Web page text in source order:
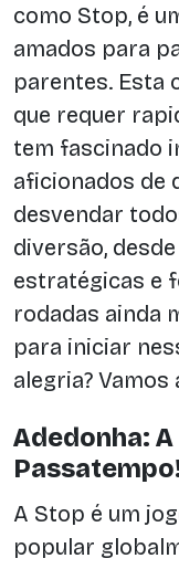
como Stop, é
amados para
parentes. Esta
que requer
tem fascinado
aficionados de
desvendar
diversão,
estratégicas e
rodadas ainda
para iniciar
alegria? Vamos
Adedonha:
A Stop é um
popular